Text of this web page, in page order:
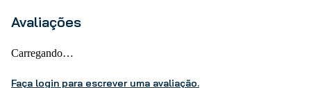
Avaliações
Carregando…
Faça login para escrever uma avaliação.